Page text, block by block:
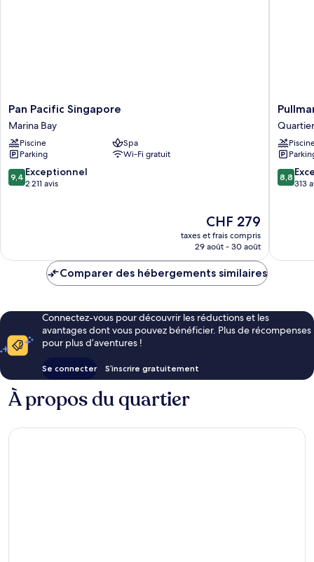
Pan
Pacific
Singapore
Marina
Bay
Pan Pacific Singapore
Marina Bay
Piscine
Spa
Parking
Wi-Fi gratuit
9.4
sur
9,4 Exceptionnel
2 211 avis
Le
nouveau
prix
de
CHF 279
taxes et frais compris
29 août - 30 août
Pullman
Orchard
Quartier
Orchard
8.8
sur
8,8
313
Comparer des hébergements similaires
Connectez-vous pour découvrir les réductions et les
avantages dont vous pouvez bénéficier. Plus de récompenses
pour plus d’aventures !
Se connecter S’inscrire gratuitement
À propos du quartier